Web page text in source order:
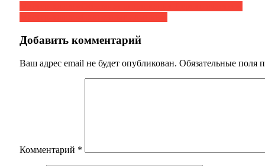
Навигация
по
записям
Добавить комментарий
Ваш адрес email не будет опубликован. Обязательные поля
Комментарий *